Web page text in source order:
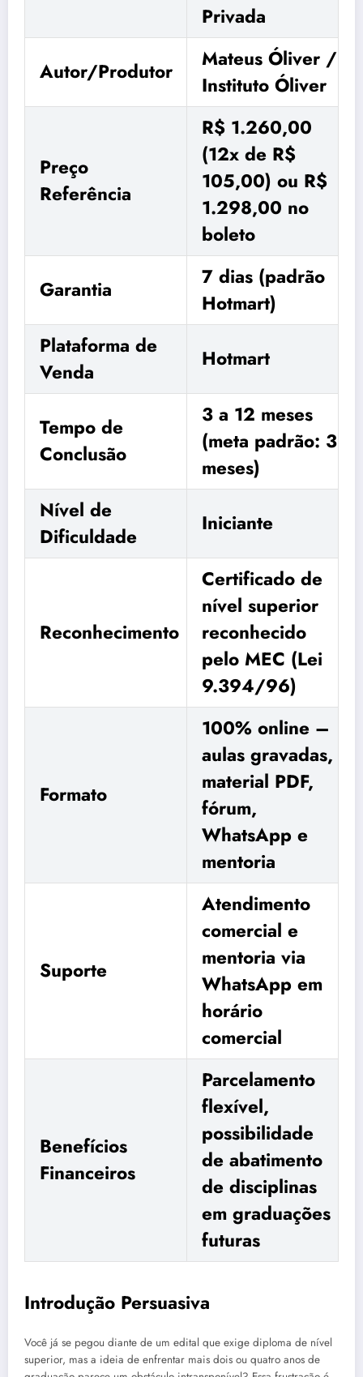
Privada
Autor/Produtor
Mateus Óliver /
Instituto Óliver
Preço
Referência
R$ 1.260,00
(12x de R$
105,00) ou R$
1.298,00 no
boleto
Garantia
7 dias (padrão
Hotmart)
Plataforma de
Venda
Hotmart
Tempo de
Conclusão
3 a 12 meses
(meta padrão: 3
meses)
Nível de
Dificuldade
Iniciante
Reconhecimento
Certificado de
nível superior
reconhecido
pelo MEC (Lei
9.394/96)
Formato
100% online –
aulas gravadas,
material PDF,
fórum,
WhatsApp e
mentoria
Suporte
Atendimento
comercial e
mentoria via
WhatsApp em
horário
comercial
Benefícios
Financeiros
Parcelamento
flexível,
possibilidade
de abatimento
de disciplinas
em graduações
futuras
Introdução Persuasiva
Você já se pegou diante de um edital que exige diploma de nível
superior, mas a ideia de enfrentar mais dois ou quatro anos de